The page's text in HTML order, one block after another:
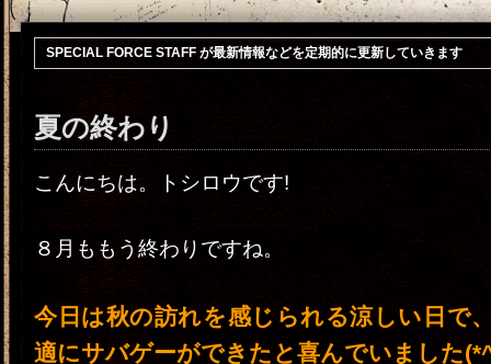
SPECIAL FORCE STAFF が最新情報などを定期的に更新していきます
夏の終わり
こんにちは。トシロウです!
８月ももう終わりですね。
今日は秋の訪れを感じられる涼しい日で
適にサバゲーができたと喜んでいました